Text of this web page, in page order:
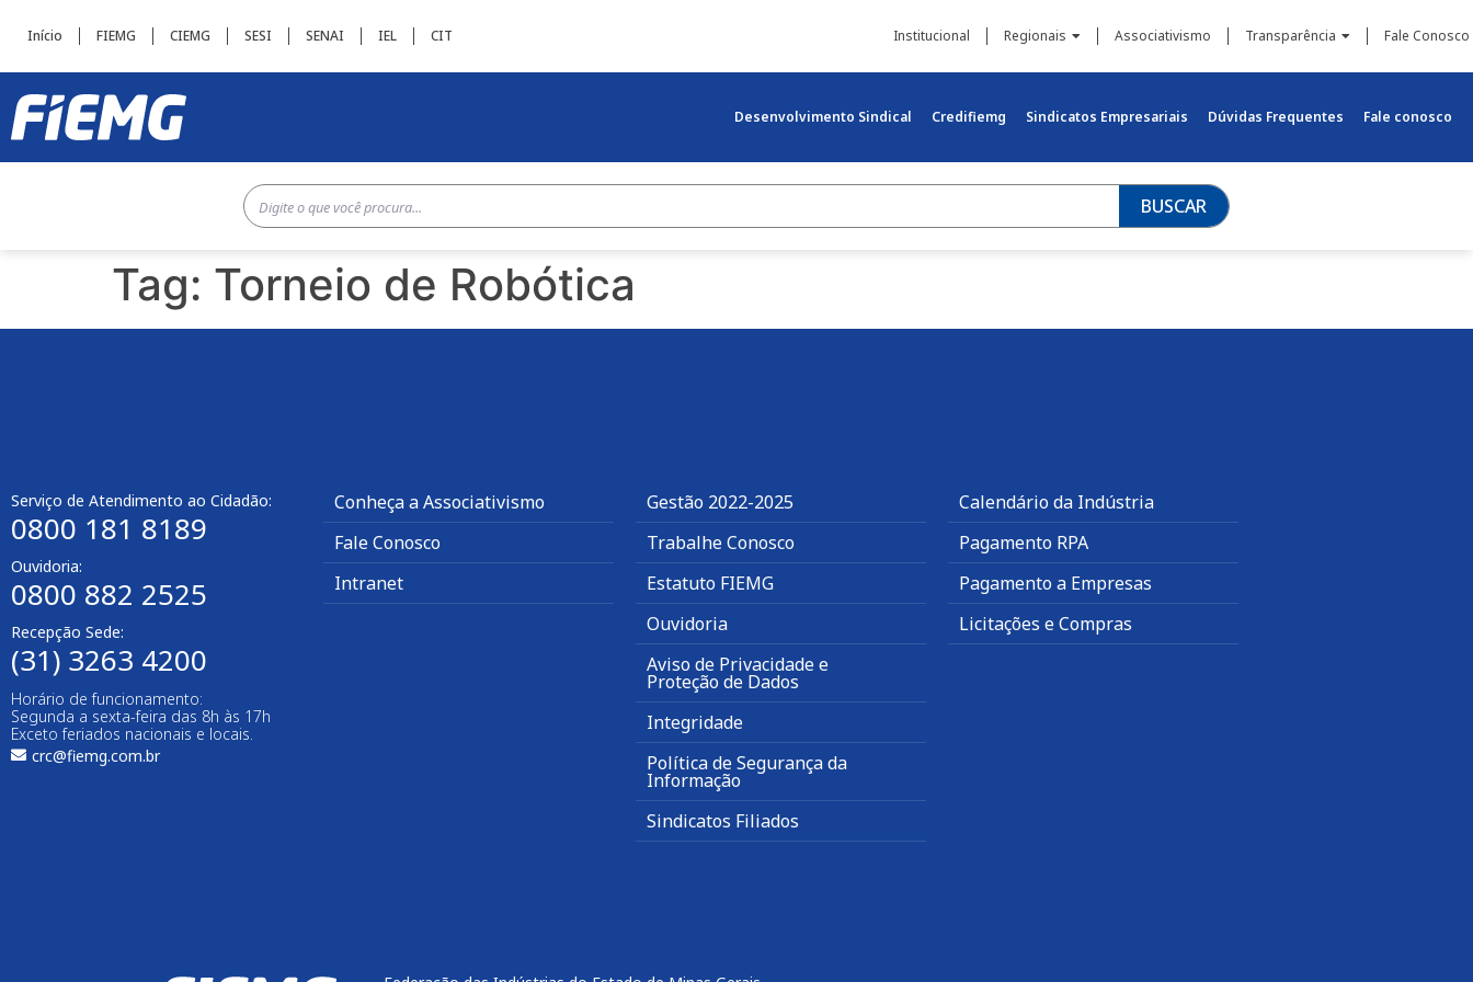
Início FIEMG CIEMG SESI SENAI IEL CIT Institucional Regionais Associativismo Transparência Fale Conosco
Desenvolvimento Sindical Credifiemg Sindicatos Empresariais Dúvidas Frequentes Fale conosco
BUSCAR
Tag: Torneio de Robótica
Serviço de Atendimento ao Cidadão:
0800 181 8189
Ouvidoria:
0800 882 2525
Recepção Sede:
(31) 3263 4200
Horário de funcionamento:
Segunda a sexta-feira das 8h às 17h
Exceto feriados nacionais e locais.
crc@fiemg.com.br
Conheça a Associativismo
Fale Conosco
Intranet
Gestão 2022-2025
Trabalhe Conosco
Estatuto FIEMG
Ouvidoria
Aviso de Privacidade e
Proteção de Dados
Integridade
Política de Segurança da
Informação
Sindicatos Filiados
Calendário da Indústria
Pagamento RPA
Pagamento a Empresas
Licitações e Compras